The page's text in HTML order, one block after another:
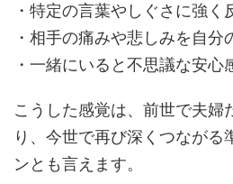
・特定の言葉やしぐさに強く
・相手の痛みや悲しみを自分
・一緒にいると不思議な安心
こうした感覚は、前世で夫婦
り、今世で再び深くつながる
ンとも言えます。